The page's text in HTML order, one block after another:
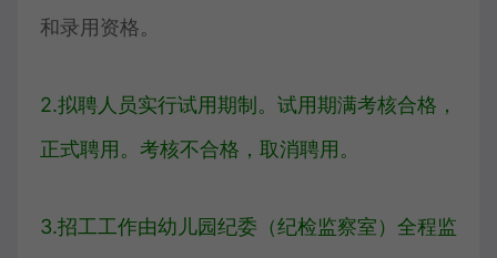
和录用资格。
2.拟聘人员实行试用期制。试用期满考核合格，
正式聘用。考核不合格，取消聘用。
3.招工工作由幼儿园纪委（纪检监察室）全程监